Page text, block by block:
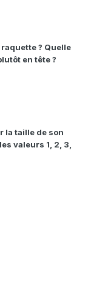
? Quelle
en tête ?
la taille de son
valeurs 1, 2, 3,